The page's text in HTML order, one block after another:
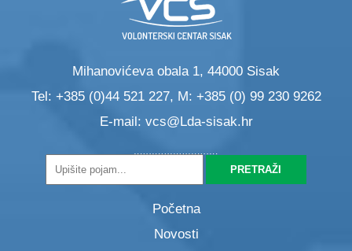
Mihanovićeva obala 1, 44000 Sisak
Tel: +385 (0)44 521 227, M: +385 (0) 99 230 9262
E-mail: vcs@Lda-sisak.hr
Početna
Novosti